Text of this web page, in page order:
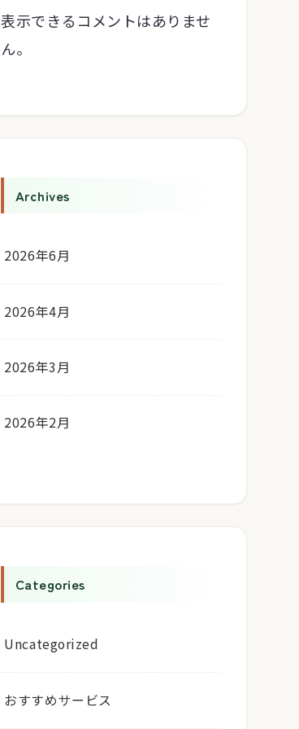
表示できるコメントはありませ
ん。
Archives
2026年6月
2026年4月
2026年3月
2026年2月
Categories
Uncategorized
おすすめサービス